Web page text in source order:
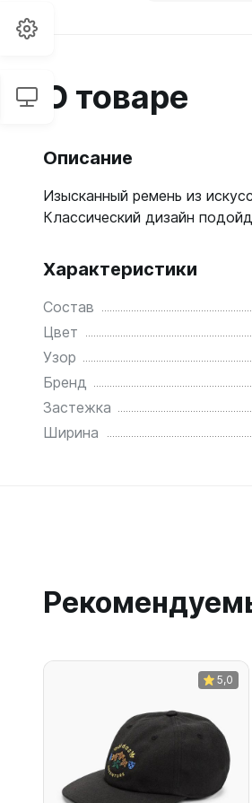
О товаре
Описание
Изысканный ремень из
Классический дизайн
Характеристики
Состав
Цвет
Узор
Бренд
Застежка
Ширина
5,0